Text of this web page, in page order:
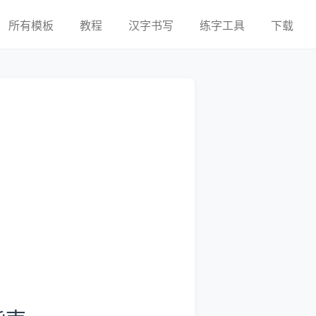
所有模板 教程 汉字书写 练字工具 下载